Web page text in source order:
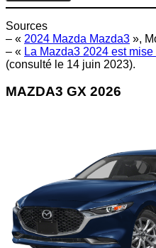
Sources
– « 2024 Mazda Mazda3 »,
– « La Mazda3 2024 est
(consulté le 14 juin 2023).
MAZDA3 GX 2026